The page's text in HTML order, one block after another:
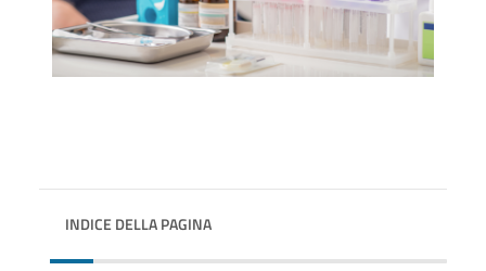
INDICE DELLA PAGINA